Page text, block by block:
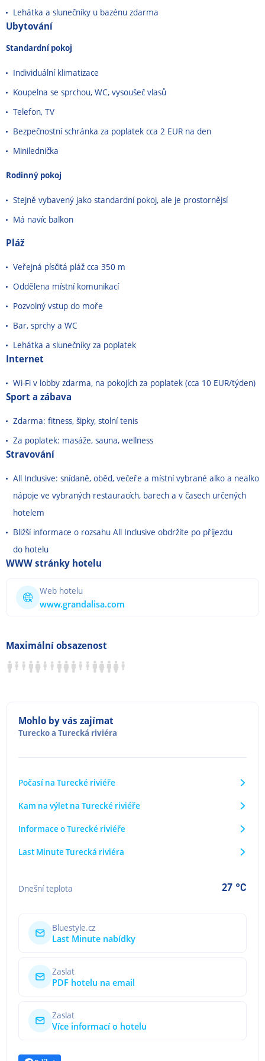
Lehátka a slunečníky u bazénu zdarma
Ubytování
Standardní pokoj
Individuální klimatizace
Koupelna se sprchou, WC, vysoušeč vlasů
Telefon, TV
Bezpečnostní schránka za poplatek cca 2 EUR na den
Minilednička
Rodinný pokoj
Stejně vybavený jako standardní pokoj, ale je prostornějsí
Má navíc balkon
Pláž
Veřejná písčitá pláž cca 350 m
Oddělena místní komunikací
Pozvolný vstup do moře
Bar, sprchy a WC
Lehátka a slunečníky za poplatek
Internet
Wi-Fi v lobby zdarma, na pokojích za poplatek (cca 10 EUR/týden)
Sport a zábava
Zdarma: fitness, šipky, stolní tenis
Za poplatek: masáže, sauna, wellness
Stravování
All Inclusive: snídaně, oběd, večeře a místní vybrané alko a nealko
nápoje ve vybraných restauracích, barech a v časech určených
hotelem
Bližší informace o rozsahu All Inclusive obdržíte po příjezdu
do hotelu
WWW stránky hotelu
Web hotelu
www.grandalisa.com
Maximální obsazenost
Mohlo by vás zajímat
Tureckoa Turecká riviéra
Počasí na Turecké riviéře
Kam na výlet na Turecké riviéře
Informace o Turecké riviéře
Last Minute Turecká riviéra
Dnešní teplota 27 °C
Bluestyle.cz
Last Minute nabídky
Zaslat
PDF hotelu na email
Zaslat
Více informací o hotelu